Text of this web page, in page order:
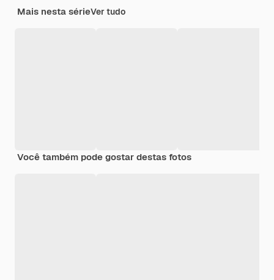
Mais nesta sérieVer tudo
Você também pode gostar destas fotos